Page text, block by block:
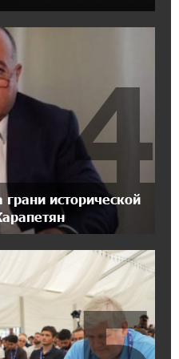
о мошеннических
пенсионных фондов
уголок в Раздане
с Конверс МСБ
нужно скинуть с трона.
в Россию?․ Аршак
исторической
4